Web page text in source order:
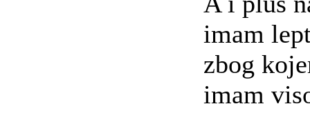
imam
zbog
imam